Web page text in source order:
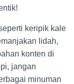
keripik kale
lidah,
konten di
jangan
minuman